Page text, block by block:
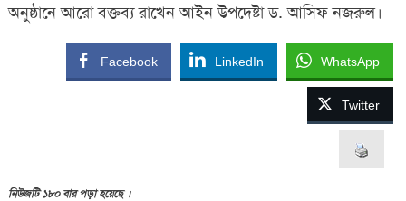
অনুষ্ঠানে আরো বক্তব্য রাখেন আইন উপদেষ্টা ড. আসিফ নজরুল।
Facebook LinkedIn WhatsApp
Twitter
নিউজটি ১৮০ বার পড়া হয়েছে ।